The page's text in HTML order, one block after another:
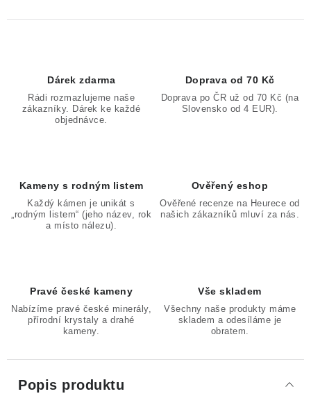
Dárek zdarma
Rádi rozmazlujeme naše
zákazníky. Dárek ke každé
objednávce.
Doprava od 70 Kč
Doprava po ČR už od 70 Kč (na
Slovensko od 4 EUR).
Kameny s rodným listem
Každý kámen je unikát s
„rodným listem“ (jeho název, rok
a místo nálezu).
Ověřený eshop
Ověřené recenze na Heurece od
našich zákazníků mluví za nás.
Pravé české kameny
Nabízíme pravé české minerály,
přírodní krystaly a drahé
kameny.
Vše skladem
Všechny naše produkty máme
skladem a odesíláme je
obratem.
Popis produktu